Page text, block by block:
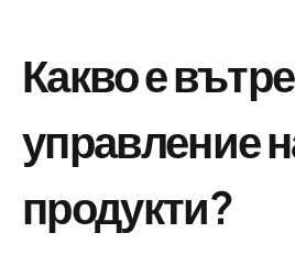
Какво е
управление
продукти?